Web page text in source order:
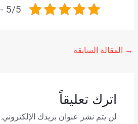
5/5 - (5 أصوات)
→ المقالة السابقة
اترك تعليقاً
لن يتم نشر عنوان بريدك الإلكتروني.